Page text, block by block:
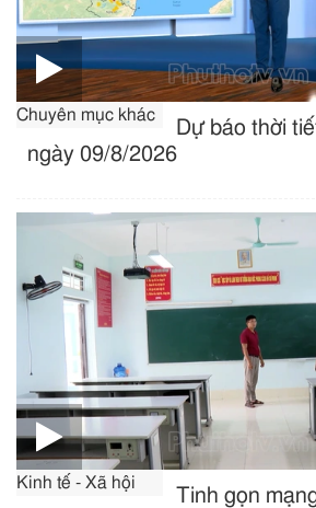
Chuyên mục khác
Dự báo thời
ngày 09/8/2026
Kinh tế - Xã hội
Tinh gọn